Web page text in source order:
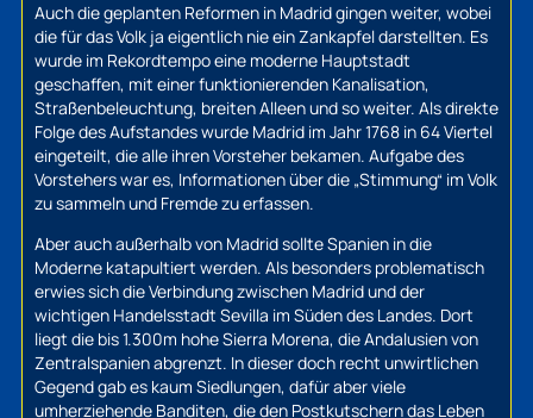
Auch die geplanten Reformen in Madrid gingen weiter, wobei
die für das Volk ja eigentlich nie ein Zankapfel darstellten. Es
wurde im Rekordtempo eine moderne Hauptstadt
geschaffen, mit einer funktionierenden Kanalisation,
Straßenbeleuchtung, breiten Alleen und so weiter. Als direkte
Folge des Aufstandes wurde Madrid im Jahr 1768 in 64 Viertel
eingeteilt, die alle ihren Vorsteher bekamen. Aufgabe des
Vorstehers war es, Informationen über die „Stimmung“ im Volk
zu sammeln und Fremde zu erfassen.
Aber auch außerhalb von Madrid sollte Spanien in die
Moderne katapultiert werden. Als besonders problematisch
erwies sich die Verbindung zwischen Madrid und der
wichtigen Handelsstadt Sevilla im Süden des Landes. Dort
liegt die bis 1.300m hohe Sierra Morena, die Andalusien von
Zentralspanien abgrenzt. In dieser doch recht unwirtlichen
Gegend gab es kaum Siedlungen, dafür aber viele
umherziehende Banditen, die den Postkutschern das Leben